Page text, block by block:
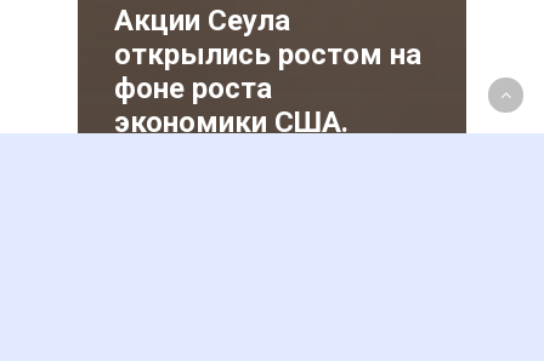
Акции Сеула
открылись ростом на
фоне роста
экономики США.